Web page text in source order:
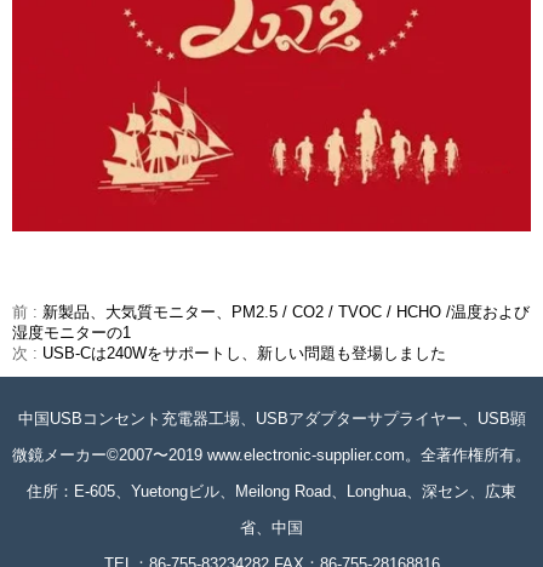
前 : 新製品、大気質モニター、PM2.5 / CO2 / TVOC / HCHO /温度および
湿度モニターの1
次 : USB-Cは240Wをサポートし、新しい問題も登場しました
中国USBコンセント充電器工場、USBアダプターサプライヤー、USB顕
微鏡メーカー©2007〜2019 www.electronic-supplier.com。全著作権所有。
住所：E-605、Yuetongビル、Meilong Road、Longhua、深セン、広東
省、中国